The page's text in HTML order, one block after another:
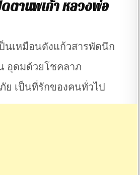
ตานพเก้า หลวงพ่อ
นเหมือนดังแก้วสารพัดนึก
อุดมด้วยโชคลาภ
ย เป็นที่รักของคนทั่วไป